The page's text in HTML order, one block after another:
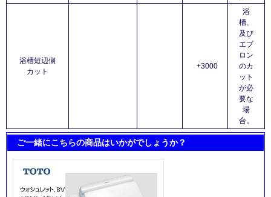
浴槽短辺側
カット
+3000
浴
槽、
及び
エプ
ロン
のカ
ット
が必
要な
場
合。
ご一緒にこちらの商品はいかがでしょうか？